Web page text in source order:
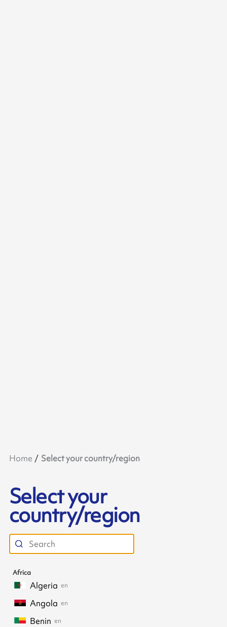
Home Select your country/region
Select your
country/region
Africa
Algeria en
Angola en
Benin en